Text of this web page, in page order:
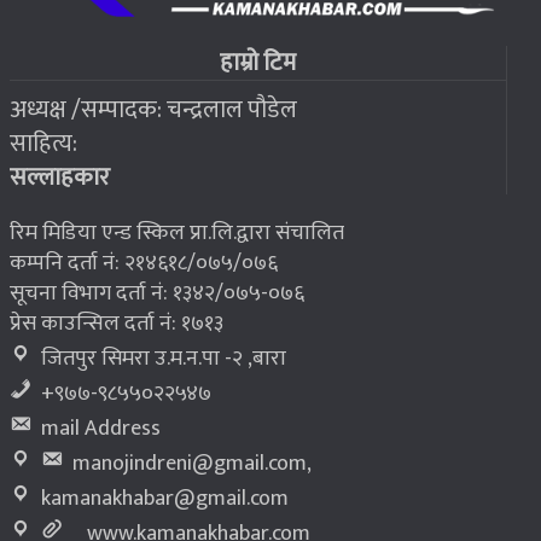
फोरम सुनसरीको अध्यक्षमा खत्वे विजयी
२०७६ बैशाख १३, शुक्रबार
८ भूकम्प पीडितलाई घर निर्माण गर्न लालपुर्जा
हाम्रो टिम
अध्यक्ष /सम्पादक: चन्द्रलाल पौडेल
साहित्य:
सल्लाहकार
रिम मिडिया एन्ड स्किल प्रा.लि.द्वारा संचालित
कम्पनि दर्ता नं: २१४६१८/०७५/०७६
सूचना विभाग दर्ता नं: १३४२/०७५-०७६
प्रेस काउन्सिल दर्ता नं: १७१३
जितपुर सिमरा उ.म.न.पा -२ ,बारा
+९७७-९८५५०२२५४७
mail Address
manojindreni@gmail.com,
kamanakhabar@gmail.com
www.kamanakhabar.com